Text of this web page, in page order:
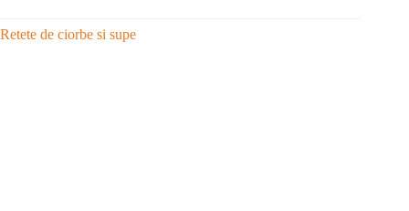
Retete de ciorbe si supe